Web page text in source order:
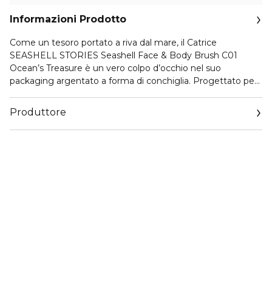
Informazioni Prodotto
Come un tesoro portato a riva dal mare, il Catrice
SEASHELL STORIES Seashell Face & Body Brush C01
Ocean’s Treasure è un vero colpo d’occhio nel suo
packaging argentato a forma di conchiglia. Progettato per
pennello dalla forma splendida combina un design giocoso
con prestazioni pratiche. Le setole morbide prelevano e
distribuiscono il prodotto in modo uniforme, rendendolo
Produttore